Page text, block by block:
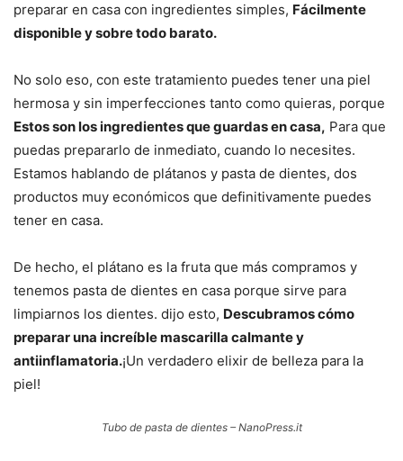
preparar en casa con ingredientes simples, Fácilmente
disponible y sobre todo barato.
No solo eso, con este tratamiento puedes tener una piel
hermosa y sin imperfecciones tanto como quieras, porque
Estos son los ingredientes que guardas en casa, Para que
puedas prepararlo de inmediato, cuando lo necesites.
Estamos hablando de plátanos y pasta de dientes, dos
productos muy económicos que definitivamente puedes
tener en casa.
De hecho, el plátano es la fruta que más compramos y
tenemos pasta de dientes en casa porque sirve para
limpiarnos los dientes. dijo esto, Descubramos cómo
preparar una increíble mascarilla calmante y
antiinflamatoria.¡Un verdadero elixir de belleza para la
piel!
Tubo de pasta de dientes – NanoPress.it